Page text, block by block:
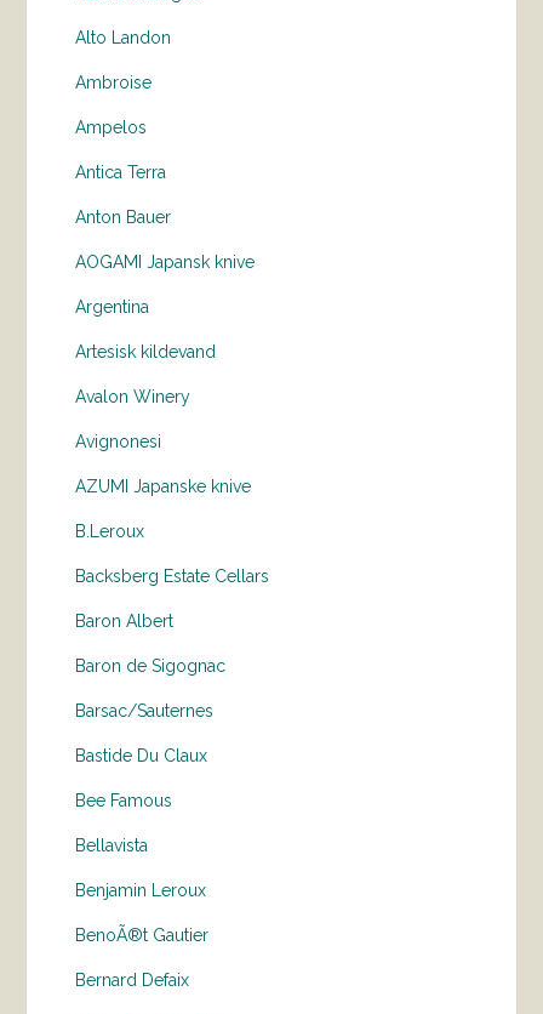
Alto Landon
Ambroise
Ampelos
Antica Terra
Anton Bauer
AOGAMI Japansk knive
Argentina
Artesisk kildevand
Avalon Winery
Avignonesi
AZUMI Japanske knive
B.Leroux
Backsberg Estate Cellars
Baron Albert
Baron de Sigognac
Barsac/Sauternes
Bastide Du Claux
Bee Famous
Bellavista
Benjamin Leroux
BenoÃ®t Gautier
Bernard Defaix